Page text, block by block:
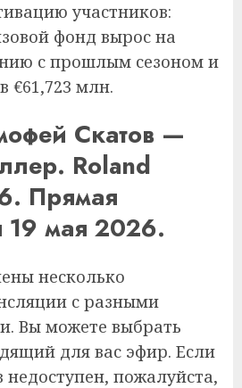
участников:
фонд вырос на
с прошлым сезоном и
€61,723 млн.
Скатов —
Roland
Прямая
19 мая 2026.
несколько
с разными
Вы можете выбрать
для вас эфир. Если
недоступен, пожалуйста,